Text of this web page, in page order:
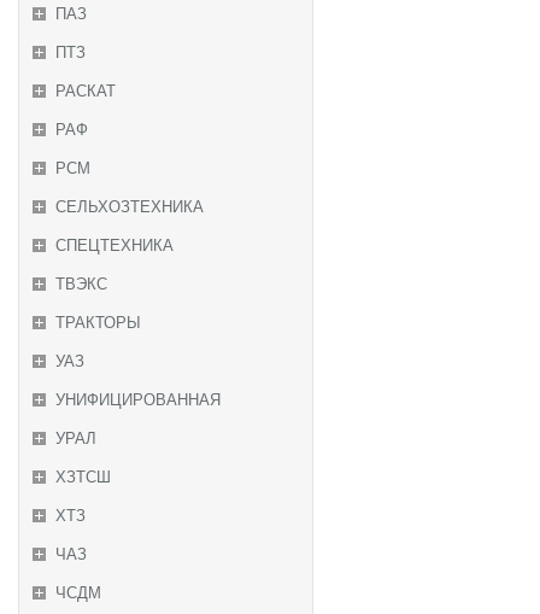
ПАЗ
ПТЗ
РАСКАТ
РАФ
РСМ
СЕЛЬХОЗТЕХНИКА
СПЕЦТЕХНИКА
ТВЭКС
ТРАКТОРЫ
УАЗ
УНИФИЦИРОВАННАЯ
УРАЛ
ХЗТСШ
ХТЗ
ЧАЗ
ЧСДМ